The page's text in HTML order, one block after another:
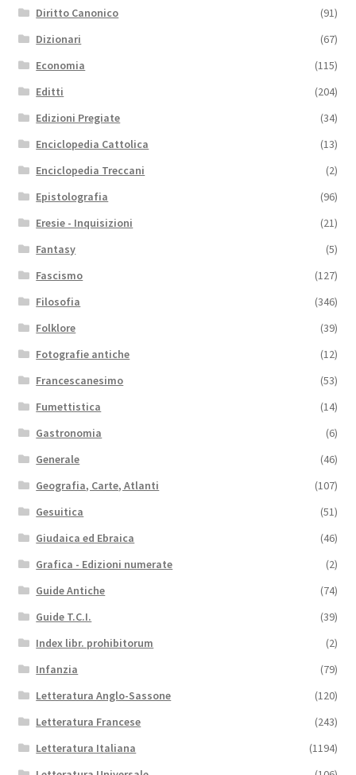
Diritto Canonico
(91)
Dizionari
(67)
Economia
(115)
Editti
(204)
Edizioni Pregiate
(34)
Enciclopedia Cattolica
(13)
Enciclopedia Treccani
(2)
Epistolografia
(96)
Eresie - Inquisizioni
(21)
Fantasy
(5)
Fascismo
(127)
Filosofia
(346)
Folklore
(39)
Fotografie antiche
(12)
Francescanesimo
(53)
Fumettistica
(14)
Gastronomia
(6)
Generale
(46)
Geografia, Carte, Atlanti
(107)
Gesuitica
(51)
Giudaica ed Ebraica
(46)
Grafica - Edizioni numerate
(2)
Guide Antiche
(74)
Guide T.C.I.
(39)
Index libr. prohibitorum
(2)
Infanzia
(79)
Letteratura Anglo-Sassone
(120)
Letteratura Francese
(243)
Letteratura Italiana
(1194)